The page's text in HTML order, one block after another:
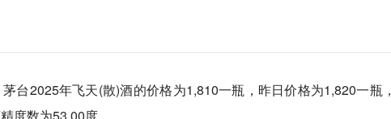
台2025年飞天(散)酒的价格为1,810一瓶，昨日价格为1,820一瓶，